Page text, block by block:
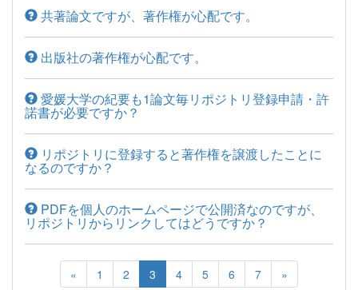
共著論文ですが、著作権が心配です。
出版社の著作権が心配です。
愛媛大学の紀要も1論文毎リポジトリ登録申請・許
諾書が必要ですか？
リポジトリに登録すると著作権を譲渡したことに
なるのですか？
PDFを個人のホームページで公開済なのですが、
リポジトリからリンクしてはどうですか？
« 1 2 3 4 5 6 7 »